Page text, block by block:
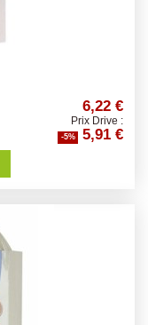
6,22 €
Prix Drive :
-5% 5,91 €